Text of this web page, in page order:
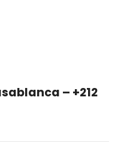
– +212